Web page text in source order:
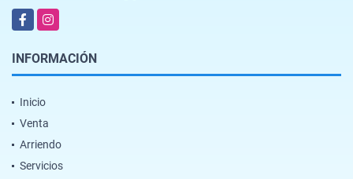
FacebookInstagram
INFORMACIÓN
Inicio
Venta
Arriendo
Servicios